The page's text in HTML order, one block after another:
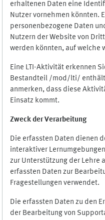
erhaltenen Daten eine
Nutzer vornehmen könnten.
personenbezogene Daten
Nutzern der Website von
werden könnten, auf welche
Eine LTI-Aktivität erkennen
Bestandteil /mod/lti/
anmerken, dass diese
Einsatz kommt.
Zweck der Verarbeitung
Die erfassten Daten dienen
interaktiver
zur Unterstützung der Lehre
erfassten Daten zur
Fragestellungen verwendet.
Die erfassten Daten zu den
der Bearbeitung von